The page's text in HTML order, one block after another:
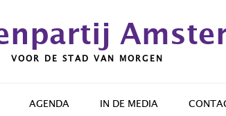
VOOR DE STAD VAN MORGEN
AGENDA IN DE MEDIA